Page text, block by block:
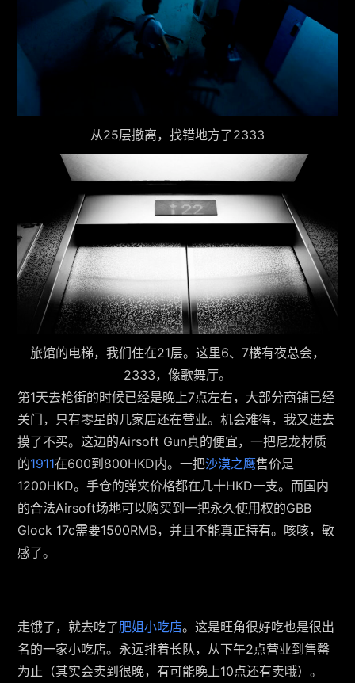
从25层撤离，找错地方了2333
旅馆的电梯，我们住在21层。这里6、7楼有夜总会，
2333，像歌舞厅。
第1天去枪街的时候已经是晚上7点左右，大部分商铺已经
关门，只有零星的几家店还在营业。机会难得，我又进去
摸了不买。这边的Airsoft Gun真的便宜，一把尼龙材质
的1911在600到800HKD内。一把沙漠之鹰售价是
1200HKD。手仓的弹夹价格都在几十HKD一支。而国内
的合法Airsoft场地可以购买到一把永久使用权的GBB
Glock 17c需要1500RMB，并且不能真正持有。咳咳，敏
感了。
走饿了，就去吃了肥姐小吃店。这是旺角很好吃也是很出
名的一家小吃店。永远排着长队，从下午2点营业到售罄
为止（其实会卖到很晚，有可能晚上10点还有卖哦）。